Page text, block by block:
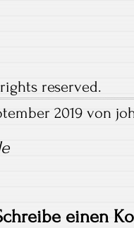
reserved.
2019 von
einen